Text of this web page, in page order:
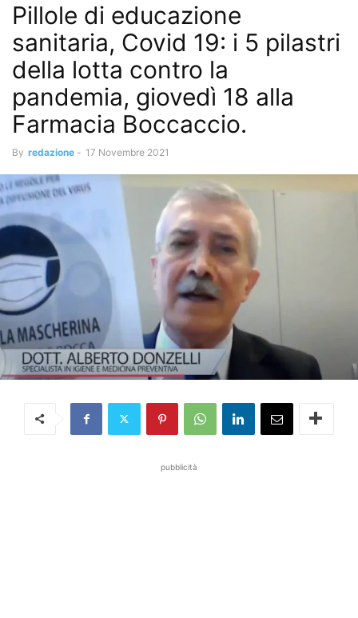
Pillole di educazione
sanitaria, Covid 19: i 5 pilastri
della lotta contro la
pandemia, giovedì 18 alla
Farmacia Boccaccio.
By redazione - 17 Novembre 2021
pubblicità